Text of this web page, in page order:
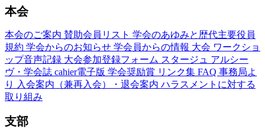
本会
本会のご案内 賛助会員リスト 学会のあゆみと歴代主要役員
規約 学会からのお知らせ 学会員からの情報 大会 ワークショ
ップ音声記録 大会参加登録フォーム スタージュ アルシー
ヴ・学会誌 cahier電子版 学会奨励賞 リンク集 FAQ 事務局よ
り
入会案内（兼再入会）・退会案内 ハラスメントに対する
取り組み
支部